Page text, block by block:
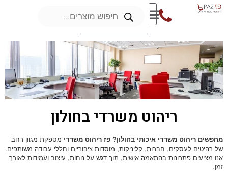
ריהוט משרדי בחולון
מחפשים ריהוט משרדי איכותי בחולון? פז ריהוט משרדי מספקת מגוון רחב
של רהיטים לעסקים, חברות, קליניקות, מוסדות ציבוריים וחללי עבודה משותפים.
אנו מציעים פתרונות בהתאמה אישית, תוך דגש על נוחות, עיצוב ועמידות לאורך
זמן.